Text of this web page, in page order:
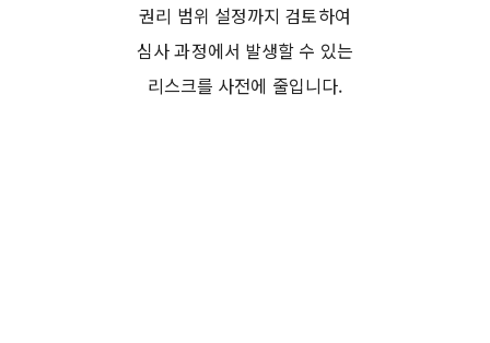
권리 범위 설정까지 검토하여
심사 과정에서 발생할 수 있는
리스크를 사전에 줄입니다.